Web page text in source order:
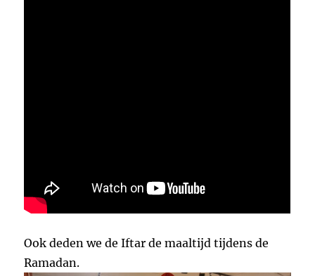
Ook deden we de Iftar de maaltijd tijdens de
Ramadan.